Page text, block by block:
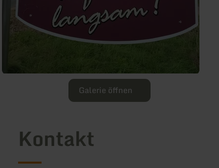
Galerie öffnen
Kontakt